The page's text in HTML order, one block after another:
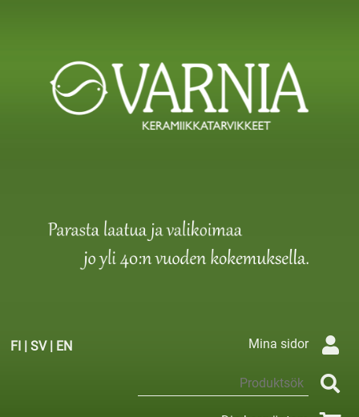
FI | SV| EN Mina sidor